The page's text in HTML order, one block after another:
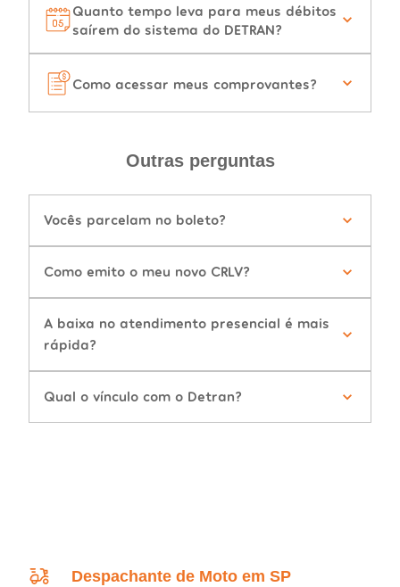
Quanto tempo leva para meus débitos
saírem do sistema do DETRAN?
Como acessar meus comprovantes?
Outras perguntas
Vocês parcelam no boleto?
Como emito o meu novo CRLV?
A baixa no atendimento presencial é mais
rápida?
Qual o vínculo com o Detran?
Despachante de Moto em SP